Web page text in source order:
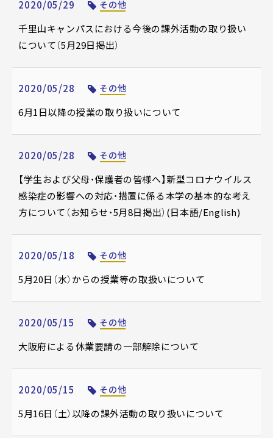
2020/05/29 その他
千里山キャンパスにおける今後の課外活動の取り扱い
について（5月29日掲出）
2020/05/28 その他
6月1日以降の授業の取り扱いについて
2020/05/28 その他
【学生および父母・保護者の皆様へ】新型コロナウイルス
感染症の影響への対応・措置に係る本学の基本的な考え
方について（お知らせ・5月8日掲出）(日本語/English)
2020/05/18 その他
5月20日（水）からの授業等の取扱いについて
2020/05/15 その他
大阪府による休業要請の一部解除について
2020/05/15 その他
5月16日（土）以降の課外活動の取り扱いについて